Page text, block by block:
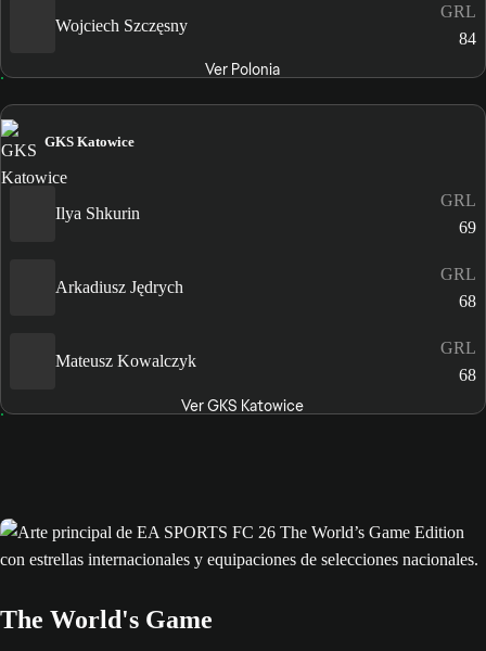
Wojciech Szczęsny
GRL
84
Ver Polonia
GKS Katowice
Ilya Shkurin
GRL
69
Arkadiusz Jędrych
GRL
68
Mateusz Kowalczyk
GRL
68
Ver GKS Katowice
The World's Game